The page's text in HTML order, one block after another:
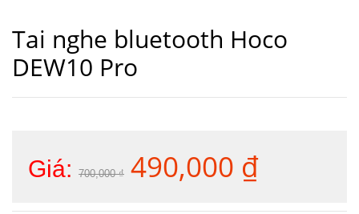
Tai nghe bluetooth Hoco
DEW10 Pro
Giá: 700,000₫ Giá
490,000 ₫Giá